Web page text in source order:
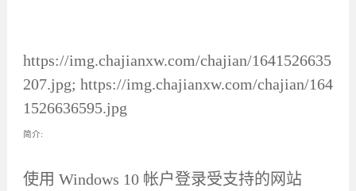
https://img.chajianxw.com/chajian/1641526635
207.jpg; https://img.chajianxw.com/chajian/164
1526636595.jpg
简介:
使用 Windows 10 帐户登录受支持的网站